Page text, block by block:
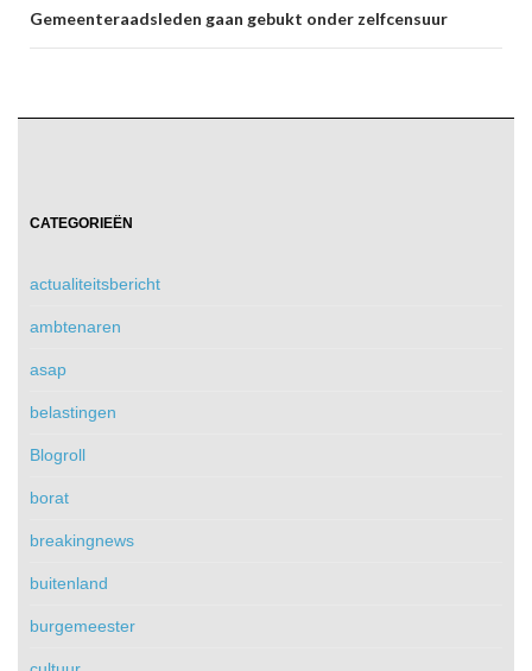
Gemeenteraadsleden gaan gebukt onder zelfcensuur
CATEGORIEËN
actualiteitsbericht
ambtenaren
asap
belastingen
Blogroll
borat
breakingnews
buitenland
burgemeester